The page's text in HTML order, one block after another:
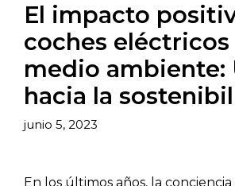
El impacto
coches eléctricos
medio ambiente:
hacia la
junio 5, 2023
En los últimos años, la conciencia